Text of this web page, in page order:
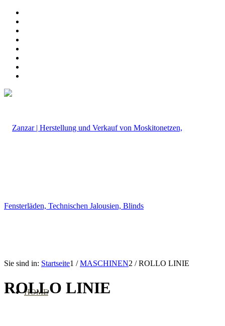
HOME
Sie sind in: Startseite1 / MASCHINEN2 / ROLLO LINIE
ROLLO LINIE